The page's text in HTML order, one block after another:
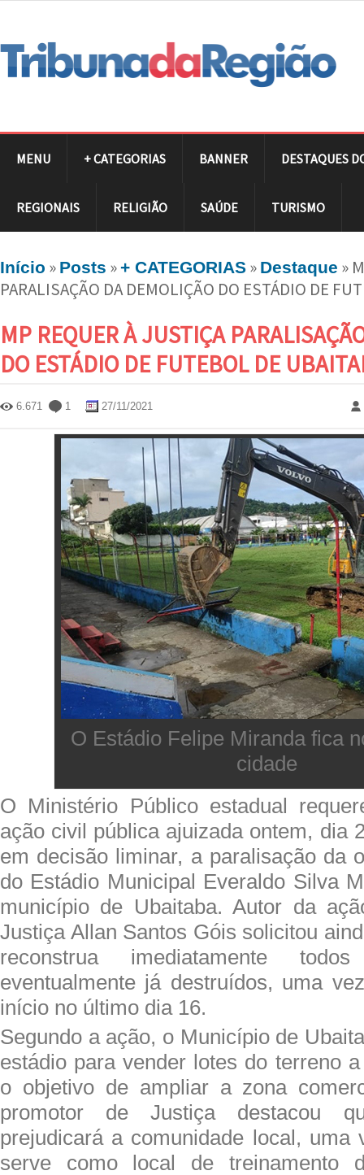
MENU + CATEGORIAS BANNER DESTAQUES
REGIONAIS RELIGIÃO SAÚDE TURISMO
Início » Posts »+ CATEGORIAS » Destaque »
PARALISAÇÃO DA DEMOLIÇÃO DO ESTÁDIO DE
MP REQUER À JUSTIÇA
DO ESTÁDIO DE FUTEBOL DE
6.671 1 27/11/2021
O Estádio Felipe Miranda fica
cidade
O Ministério Público estadual
ação civil pública ajuizada ontem, dia
em decisão liminar, a paralisação da
do Estádio Municipal Everaldo Silva
município de Ubaitaba. Autor da
Justiça Allan Santos Góis solicitou
reconstrua imediatamente
eventualmente já destruídos, uma
início no último dia 16.
Segundo a ação, o Município de
estádio para vender lotes do terreno
o objetivo de ampliar a zona
promotor de Justiça destacou
prejudicará a comunidade local, uma
serve como local de treinamento